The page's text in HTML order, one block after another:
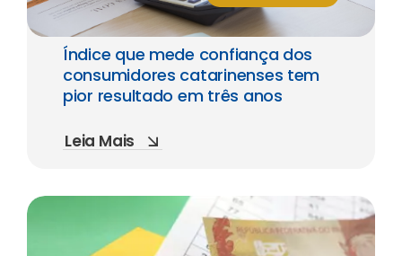
Índice que mede confiança dos
consumidores catarinenses tem
pior resultado em três anos
Leia Mais